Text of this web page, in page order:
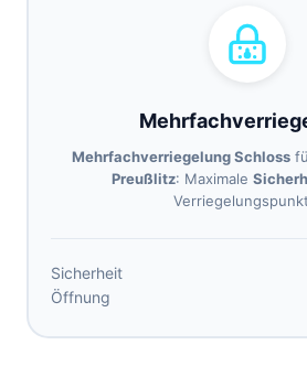
Mehrfachverriegelung Schloss
Preußlitz: Maximale
Sicherheit
Öffnung